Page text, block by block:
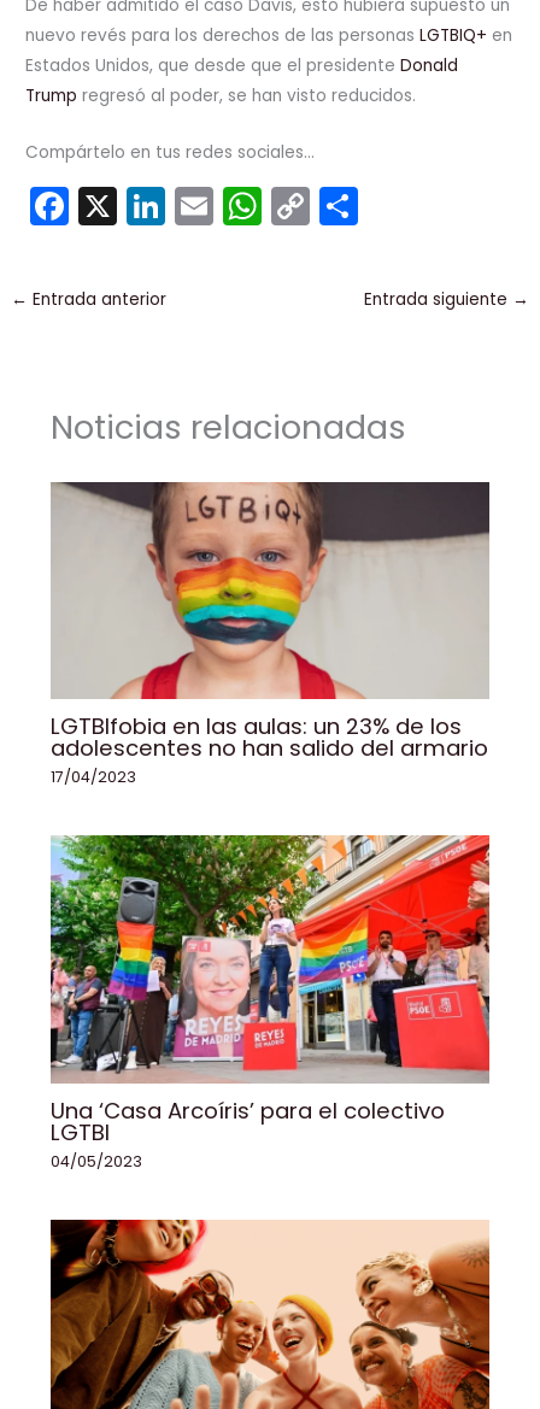
De haber admitido el caso Davis, esto hubiera supuesto un
nuevo revés para los derechos de las personasLGTBIQ+ en
Estados Unidos, que desde que el presidenteDonald
Trump regresó al poder, se han visto reducidos.
Compártelo en tus redes sociales...
F
a
c
e
o
k
X Li
n
k
E
m
W
h
p
C
o
k
m
p
← Entrada anterior Entrada siguiente →
Noticias relacionadas
LGTBIfobia en las aulas: un 23% de los
adolescentes no han salido del armario
17/04/2023
Una ‘Casa Arcoíris’ para el colectivo
LGTBI
04/05/2023